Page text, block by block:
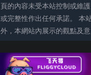
頁的內容未受本站控制或維
或完整性作出任何承諾。 本
外，本網站內展示的觀點及